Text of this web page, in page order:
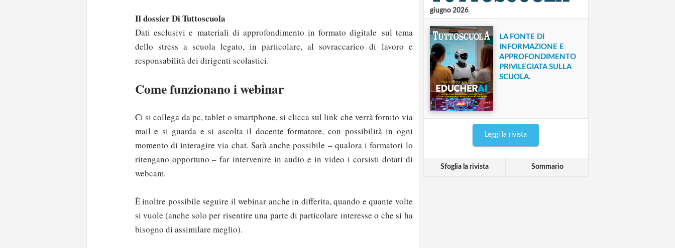
Il dossier Di Tuttoscuola
Dati esclusivi e materiali di approfondimento in formato digitale sul tema
dello stress a scuola legato, in particolare, al sovraccarico di lavoro e
responsabilità dei dirigenti scolastici.
Come funzionano i webinar
Ci si collega da pc, tablet o smartphone, si clicca sul link che verrà fornito via
mail e si guarda e si ascolta il docente formatore, con possibilità in ogni
momento di interagire via chat. Sarà anche possibile – qualora i formatori lo
ritengano opportuno – far intervenire in audio e in video i corsisti dotati di
webcam.
È inoltre possibile seguire il webinar anche in differita, quando e quante volte
si vuole (anche solo per risentire una parte di particolare interesse o che si ha
bisogno di assimilare meglio).
giugno 2026
LA FONTE DI
INFORMAZIONE E
APPROFONDIMENTO
PRIVILEGIATA SULLA
SCUOLA.
Leggi la rivista
Sfoglia la rivista Sommario